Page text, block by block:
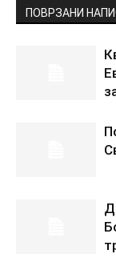
ПОВРЗАНИ